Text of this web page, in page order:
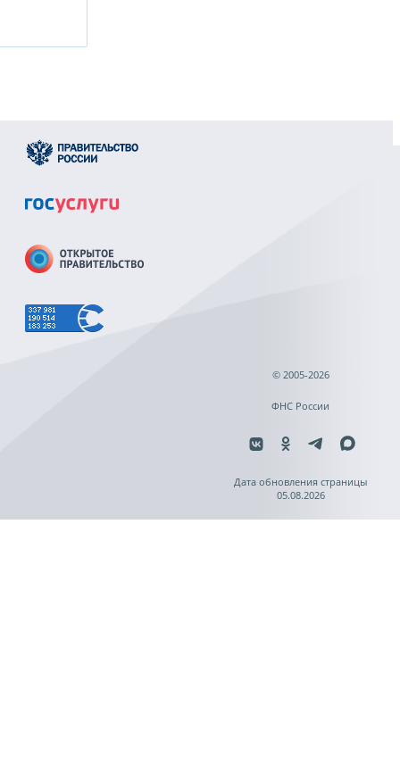
© 2005-2026
ФНС России
Дата обновления страницы
05.08.2026